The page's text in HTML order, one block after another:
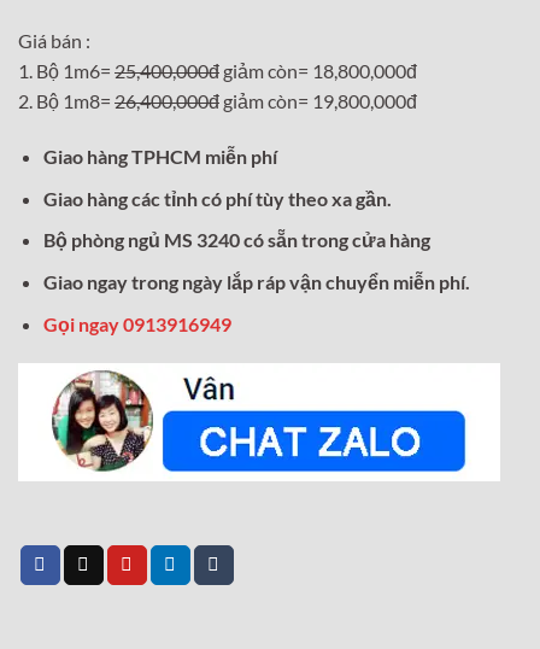
Giá bán :
1. Bộ 1m6= 25,400,000đ giảm còn= 18,800,000đ
2. Bộ 1m8= 26,400,000đ giảm còn= 19,800,000đ
Giao hàng TPHCM miễn phí
Giao hàng các tỉnh có phí tùy theo xa gần.
Bộ phòng ngủ MS 3240 có sẵn trong cửa hàng
Giao ngay trong ngày lắp ráp vận chuyển miễn phí.
Gọi ngay 0913916949